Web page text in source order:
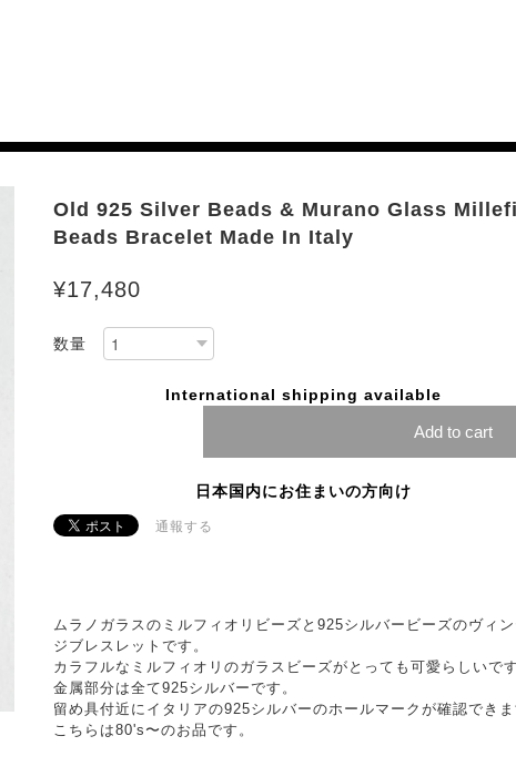
Old 925 Silver Beads & Murano Glass
Beads Bracelet Made In Italy
¥17,480
数量
International shipping available
Add to cart
日本国内にお住まいの方向け
通報する
ムラノガラスのミルフィオリビーズと925シルバービーズのヴィン
ジブレスレットです。
カラフルなミルフィオリのガラスビーズがとっても可愛らしいです
金属部分は全て925シルバーです。
留め具付近にイタリアの925シルバーのホールマークが確認できま
こちらは80's〜のお品です。